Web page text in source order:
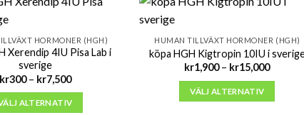
HORMONER (HGH)
Xerendip 4IU Pisa Lab i
sverige
kr300 – kr7,500Prisintervall:
till
kr7,500
ALTERNATIV
HUMAN TILLVÄXT HORMONER (HGH)
köpa HGH Kigtropin 10IU i
kr1,900 – kr15,000
VÄLJ ALTERNATIV